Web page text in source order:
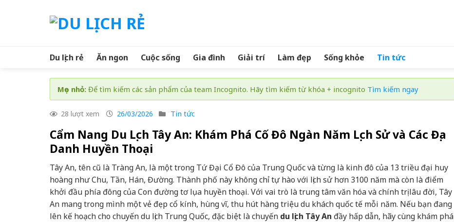
Du lịch rẻ Ăn ngon Cuộc sống Gia đình Giải trí Làm đẹp Sống khỏe Tin tức
Mẹo nhỏ: Để tìm kiếm các sản phẩm của team Incognito. Hãy tìm kiếm từ khóa + incognito Tìm kiếm ngay
28 lượt xem 26/03/2026 Tin tức
Cẩm Nang Du Lịch Tây An: Khám Phá Cố Đô Ngàn Năm Lịch Sử và Các Địa
Danh Huyền Thoại
Tây An, tên cũ là Tràng An, là một trong Tứ Đại Cổ Đô của Trung Quốc và từng là kinh đô của 13 triều đại huy
hoàng như Chu, Tần, Hán, Đường. Thành phố này không chỉ tự hào với lịch sử hơn 3100 năm mà còn là điểm
khởi đầu phía đông của Con đường tơ lụa huyền thoại. Với vai trò là trung tâm văn hóa và chính trị lâu đời, Tây
An mang trong mình một vẻ đẹp cổ kính, hùng vĩ, thu hút hàng triệu du khách quốc tế mỗi năm. Nếu bạn đang
lên kế hoạch cho chuyến du lịch Trung Quốc, đặc biệt là chuyến du lịch Tây An đầy hấp dẫn, hãy cùng khám phá